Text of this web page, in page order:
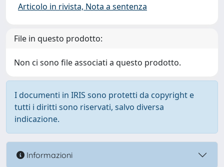
Articolo in rivista, Nota a sentenza
File in questo prodotto:
Non ci sono file associati a questo prodotto.
I documenti in IRIS sono protetti da copyright e
tutti i diritti sono riservati, salvo diversa
indicazione.
Informazioni